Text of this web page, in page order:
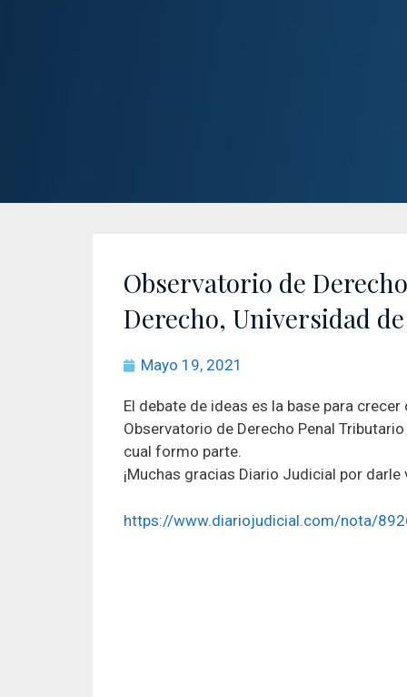
Observatorio de
Derecho, Universidad
Mayo 19, 2021
El debate de ideas es la base para
Observatorio de Derecho Penal
cual formo parte.
¡Muchas gracias Diario Judicial por
https://www.diariojudicial.com/nota/